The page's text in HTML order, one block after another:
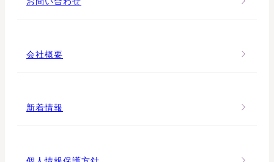
会社概要
新着情報